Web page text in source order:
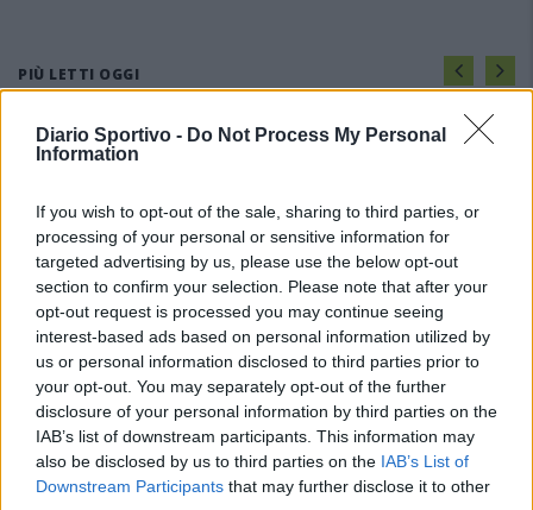
Diario Sportivo - Do Not Process My Personal
Information
If you wish to opt-out of the sale, sharing to third parties, or
processing of your personal or sensitive information for
targeted advertising by us, please use the below opt-out
section to confirm your selection. Please note that after your
opt-out request is processed you may continue seeing
interest-based ads based on personal information utilized by
us or personal information disclosed to third parties prior to
your opt-out. You may separately opt-out of the further
disclosure of your personal information by third parties on the
IAB’s list of downstream participants. This information may
also be disclosed by us to third parties on the IAB’s List of
Downstream Participants that may further disclose it to other
PIÙ LETTI OGGI
Il Buddusò in mani sicure con Mario Fadda, il
Anche il Fasano out e le ammissioni salgono
a sei, l'Ilva è la prima società tra le non
ripescate
5 Ago 2026
Coppa Italia: gli accoppiamenti degli ottavi
di finale con i derby di Gallura, Barbagia e
Ogliastra
5 Ago 2026
Coppa Italia: gli accoppiamenti dei 16esimi di